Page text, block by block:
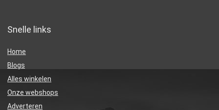
Snelle links
Home
Blogs
Alles winkelen
Onze webshops
Adverteren